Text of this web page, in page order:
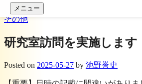
コンテンツへスキップ
メニュー
その他
研究室訪問を実施します
Posted on 2025-05-27 by 池野誉史